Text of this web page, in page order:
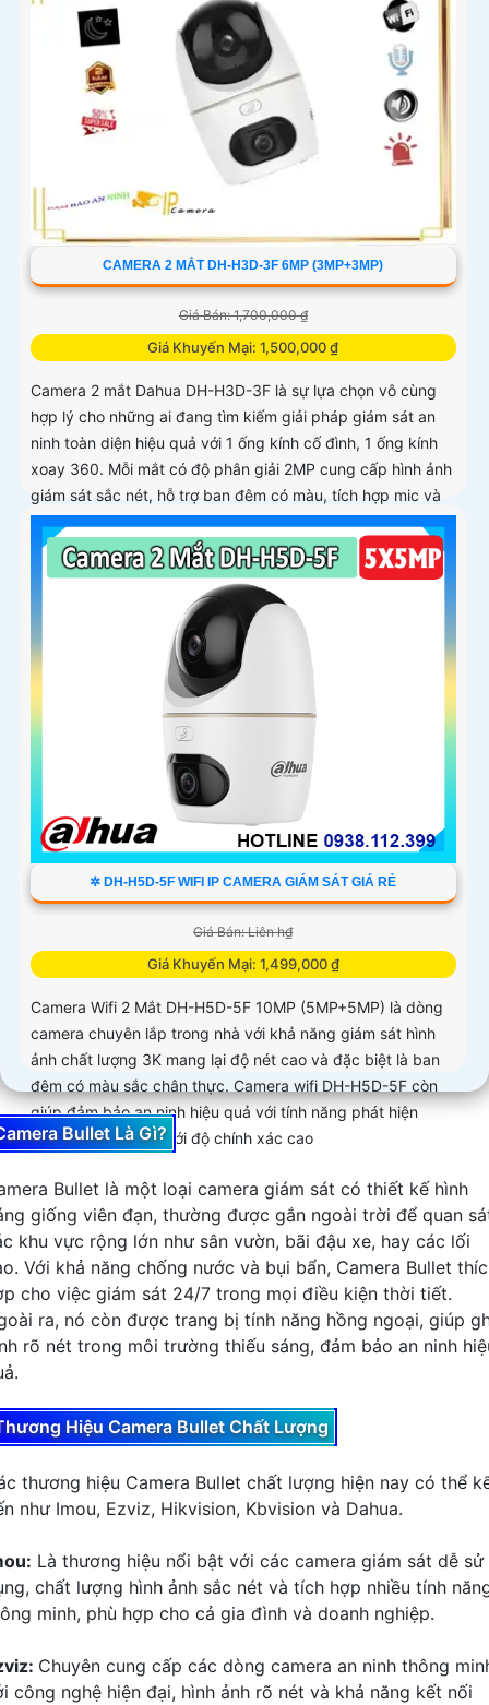
CAMERA 2 MẮT DH-H3D-3F 6MP (3MP+3MP)
Giá Bán: 1,700,000 ₫
Giá Khuyến Mại: 1,500,000 ₫
Camera 2 mắt Dahua DH-H3D-3F là sự lựa chọn vô cùng
hợp lý cho những ai đang tìm kiếm giải pháp giám sát an
ninh toàn diện hiệu quả với 1 ống kính cố đình, 1 ống kính
xoay 360. Mỗi mắt có độ phân giải 2MP cung cấp hình ảnh
giám sát sắc nét, hỗ trợ ban đêm có màu, tích hợp mic và
loa đàm thoại 2 chiều, khả năng phát hiện phân biệt người
vật độ chính xác cao
✲ DH-H5D-5F WIFI IP CAMERA GIÁM SÁT GIÁ RẺ
Giá Bán: Liên h₫
Giá Khuyến Mại: 1,499,000 ₫
Camera Wifi 2 Mắt DH-H5D-5F 10MP (5MP+5MP) là dòng
camera chuyên lắp trong nhà với khả năng giám sát hình
ảnh chất lượng 3K mang lại độ nét cao và đặc biệt là ban
đêm có màu sắc chân thực. Camera wifi DH-H5D-5F còn
giúp đảm bảo an ninh hiệu quả với tính năng phát hiện
người và thú cưng với độ chính xác cao
Bullet Là Gì?
Bullet là một loại camera giám sát có thiết kế hình
giống viên đạn, thường được gắn ngoài trời để quan
khu vực rộng lớn như sân vườn, bãi đậu xe, hay các lối
Với khả năng chống nước và bụi bẩn, Camera Bullet
cho việc giám sát 24/7 trong mọi điều kiện thời tiết.
ra, nó còn được trang bị tính năng hồng ngoại, giúp
rõ nét trong môi trường thiếu sáng, đảm bảo an ninh
Hiệu Camera Bullet Chất Lượng
thương hiệu Camera Bullet chất lượng hiện nay có thể
như Imou, Ezviz, Hikvision, Kbvision và Dahua.
Là thương hiệu nổi bật với các camera giám sát dễ sử
chất lượng hình ảnh sắc nét và tích hợp nhiều tính
minh, phù hợp cho cả gia đình và doanh nghiệp.
Chuyên cung cấp các dòng camera an ninh thông
công nghệ hiện đại, hình ảnh rõ nét và khả năng kết nối